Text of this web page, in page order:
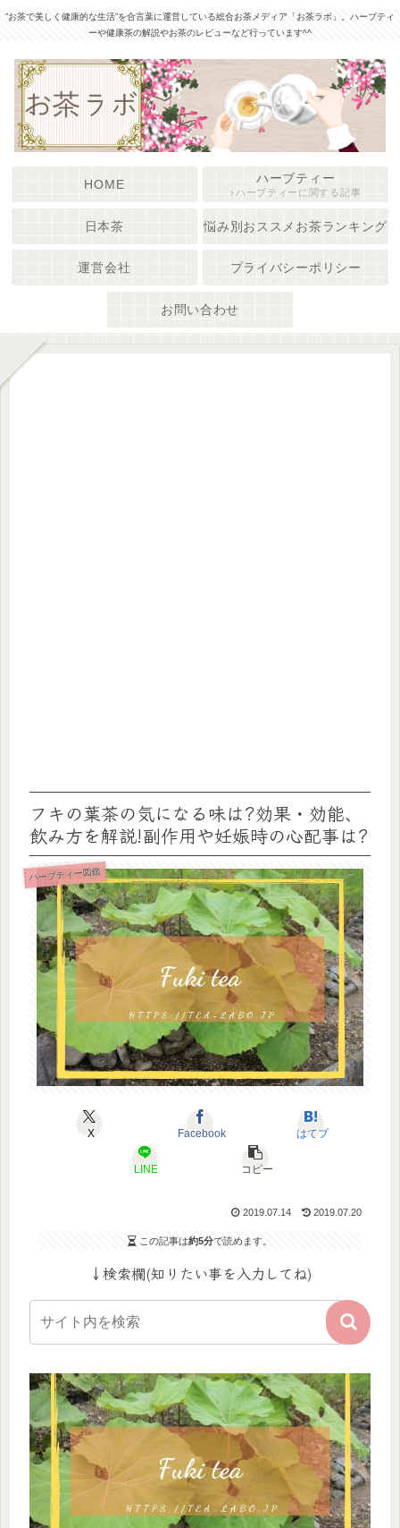
”お茶で美しく健康的な生活”を合言葉に運営している総合お茶メディア「お茶ラボ」。ハーブティ
ーや健康茶の解説やお茶のレビューなど行っています^^
HOME ハーブティー
ハーブティーに関する記事
日本茶 悩み別おススメお茶ランキング
運営会社 プライバシーポリシー
お問い合わせ
フキの葉茶の気になる味は?効果・効能、
飲み方を解説!副作用や妊娠時の心配事は?
ハーブティー図鑑
X Facebook はてブ
LINE コピー
2019.07.14 2019.07.20
この記事は約5分で読めます。
↓検索欄(知りたい事を入力してね)